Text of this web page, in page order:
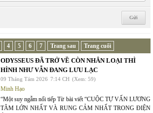
4 5 6 7 Trang sau Trang cuối
ODYSSEUS ĐÃ TRỞ VỀ CÒN NHÂN LOẠI THÌ
HÌNH NHƯ VẪN ĐANG LƯU LẠC
09 Tháng Tám 2026 7:14 CH (Xem: 59)
Minh Hạo
“Một suy ngẫm nối tiếp Từ bài viết “CUỘC TỰ VẤN LƯƠNG
TÂM LỚN NHẤT VÀ RUNG CẢM NHẤT TRONG ĐIỆN